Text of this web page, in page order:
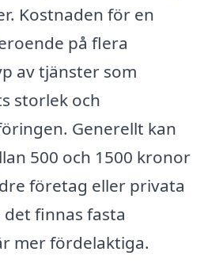
Kostnaden för en
på flera
av tjänster som
storlek och
Generellt kan
500 och 1500 kronor
företag eller privata
finnas fasta
mer fördelaktiga.